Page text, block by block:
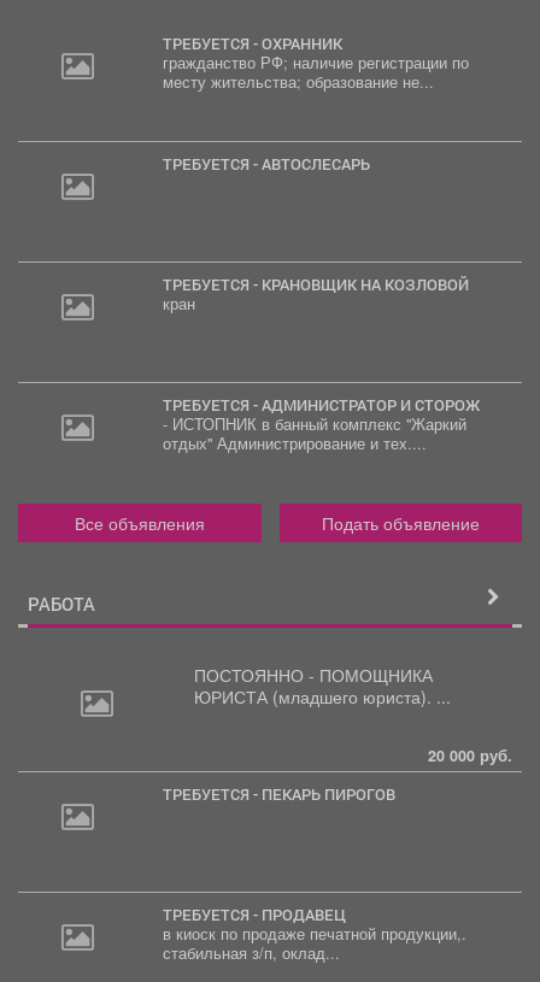
ТРЕБУЕТСЯ - ОХРАННИК
гражданство РФ; наличие регистрации по
месту жительства; образование не...
ТРЕБУЕТСЯ - АВТОСЛЕСАРЬ
ТРЕБУЕТСЯ - КРАНОВЩИК НА КОЗЛОВОЙ
кран
ТРЕБУЕТСЯ - АДМИНИСТРАТОР И СТОРОЖ
- ИСТОПНИК в банный комплекс "Жаркий
отдых" Администрирование и тех....
Все объявления Подать объявление
РАБОТА
ПОСТОЯННО - ПОМОЩНИКА
ЮРИСТА
(младшего юриста). ...
20 000 руб.
ТРЕБУЕТСЯ - ПЕКАРЬ ПИРОГОВ
ТРЕБУЕТСЯ - ПРОДАВЕЦ
в киоск по продаже печатной продукции,.
стабильная з/п, оклад...